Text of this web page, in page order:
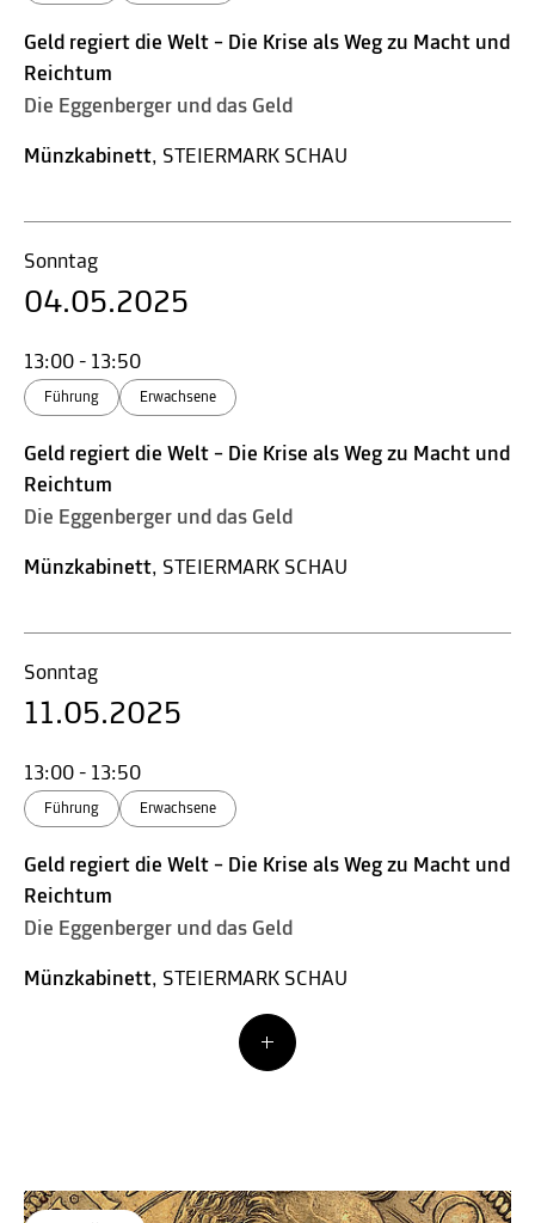
Geld regiert die Welt – Die Krise als Weg zu Macht und
Reichtum
Die Eggenberger und das Geld
Münzkabinett, STEIERMARK SCHAU
Sonntag
04.05.2025
13:00 - 13:50
Führung Erwachsene
Geld regiert die Welt – Die Krise als Weg zu Macht und
Reichtum
Die Eggenberger und das Geld
Münzkabinett, STEIERMARK SCHAU
Sonntag
11.05.2025
13:00 - 13:50
Führung Erwachsene
Geld regiert die Welt – Die Krise als Weg zu Macht und
Reichtum
Die Eggenberger und das Geld
Münzkabinett, STEIERMARK SCHAU